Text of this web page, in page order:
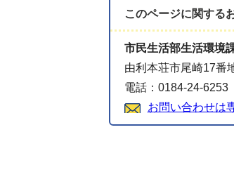
このページに関する
市民生活部生活環境
由利本荘市尾崎17番
電話：0184-24-
お問い合わせは